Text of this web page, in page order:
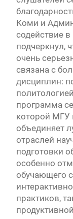
Коми и
содействие
подчеркнул,
очень
связана с
дисциплин:
программа
которой
объединяет
отраслей
подготовки
особенно
обучающего
практиков,